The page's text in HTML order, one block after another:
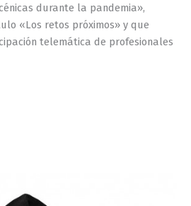
durante la pandemia»,
«Los retos próximos» y que
telemática de profesionales